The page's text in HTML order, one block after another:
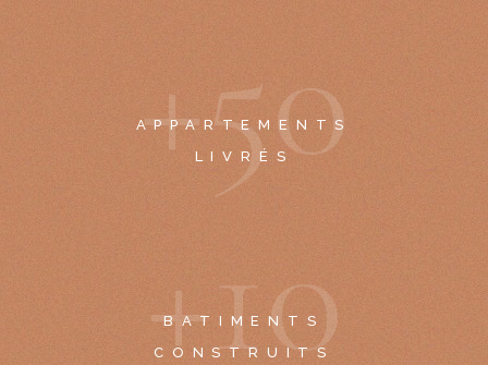
+50
APPARTEMENTS
LIVRÉS
+10
BATIMENTS
CONSTRUITS